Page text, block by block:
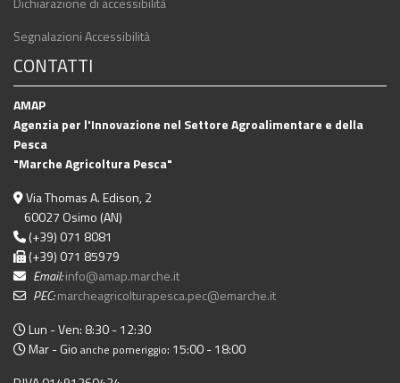
Segnalazioni Accessibilità
CONTATTI
AMAP
Agenzia per l'Innovazione nel Settore Agroalimentare e della
Pesca
"Marche Agricoltura Pesca"
Via Thomas A. Edison, 2
60027 Osimo (AN)
(+39) 071 8081
(+39) 071 85979
Email:info@amap.marche.it
PEC:marcheagricolturapesca.pec@emarche.it
Lun - Ven: 8:30 - 12:30
Mar - Gio anche pomeriggio: 15:00 - 18:00